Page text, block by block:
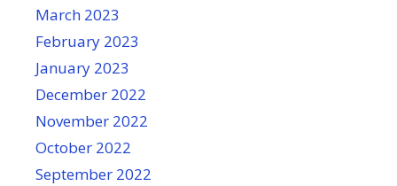
March 2023
February 2023
January 2023
December 2022
November 2022
October 2022
September 2022